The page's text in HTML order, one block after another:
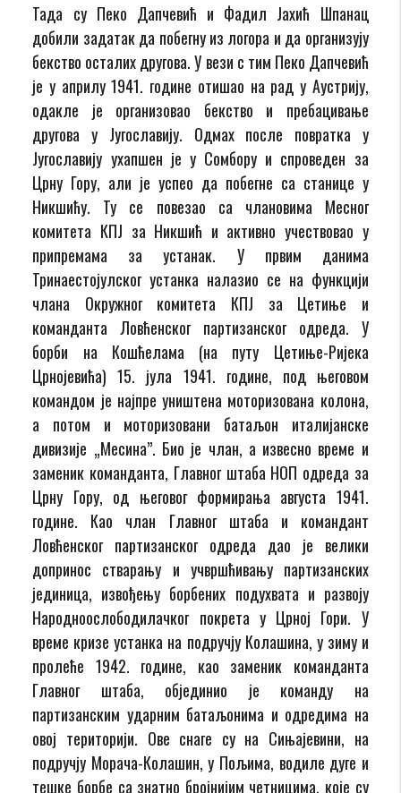
Тада су Пеко Дапчевић и Фадил Јахић Шпанац
добили задатак да побегну из логора и да организују
бекство осталих другова. У вези с тим Пеко Дапчевић
је у априлу 1941. године отишао на рад у Аустрију,
одакле је организовао бекство и пребацивање
другова у Југославију. Одмах после повратка у
Југославију ухапшен је у Сомбору и спроведен за
Црну Гору, али је успео да побегне са станице у
Никшићу. Ту се повезао са члановима Месног
комитета КПЈ за Никшић и активно учествовао у
припремама за устанак. У првим данима
Тринаестојулског устанка налазио се на функцији
члана Окружног комитета КПЈ за Цетиње и
команданта Ловћенског партизанског одреда. У
борби на Кошћелама (на путу Цетиње-Ријека
Црнојевића) 15. јула 1941. године, под његовом
командом је најпре уништена моторизована колона,
а потом и моторизовани батаљон италијанске
дивизије „Месина”. Био је члан, а извесно време и
заменик команданта, Главног штаба НОП одреда за
Црну Гору, од његовог формирања августа 1941.
године. Као члан Главног штаба и командант
Ловћенског партизанског одреда дао је велики
допринос стварању и учвршћивању партизанских
јединица, извођењу борбених подухвата и развоју
Народноослободилачког покрета у Црној Гори. У
време кризе устанка на подручју Колашина, у зиму и
пролеће 1942. године, као заменик команданта
Главног штаба, објединио је команду на
партизанским ударним батаљонима и одредима на
овој територији. Ове снаге су на Сињајевини, на
подручју Морача-Колашин, у Пољима, водиле дуге и
тешке борбе са знатно бројнијим четницима, које су